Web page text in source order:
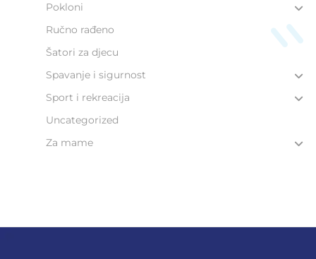
Pokloni
Ručno rađeno
Šatori za djecu
Spavanje i sigurnost
Sport i rekreacija
Uncategorized
Za mame